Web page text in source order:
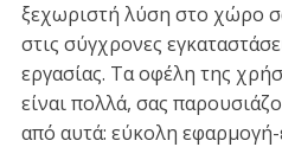
ξεχωριστή λύση στο χώρο
στις σύγχρονες
εργασίας. Τα οφέλη της
είναι πολλά, σας
από αυτά: εύκολη εφαρμογή-